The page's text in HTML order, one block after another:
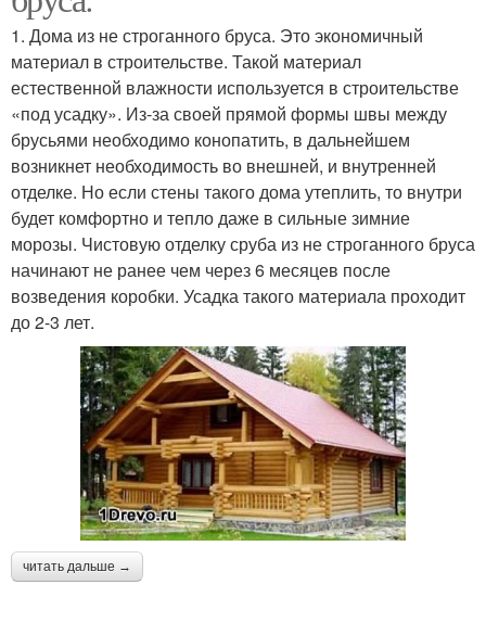
1. Дома из не строганного бруса. Это экономичный
материал в строительстве. Такой материал
естественной влажности используется в строительстве
«под усадку». Из-за своей прямой формы швы между
брусьями необходимо конопатить, в дальнейшем
возникнет необходимость во внешней, и внутренней
отделке. Но если стены такого дома утеплить, то внутри
будет комфортно и тепло даже в сильные зимние
морозы. Чистовую отделку сруба из не строганного бруса
начинают не ранее чем через 6 месяцев после
возведения коробки. Усадка такого материала проходит
до 2-3 лет.
читать дальше →